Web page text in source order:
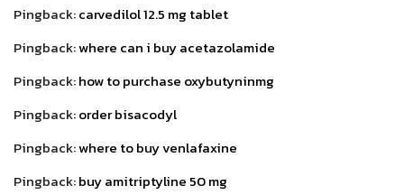
Pingback:carvedilol 12.5 mg tablet
Pingback:where can i buy acetazolamide
Pingback:how to purchase oxybutyninmg
Pingback:order bisacodyl
Pingback:where to buy venlafaxine
Pingback:buy amitriptyline 50 mg